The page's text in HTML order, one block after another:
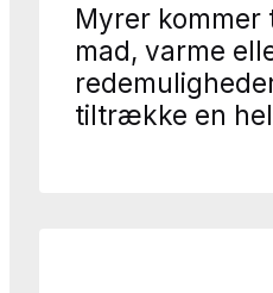
Myrer
mad, varme
tiltrække en